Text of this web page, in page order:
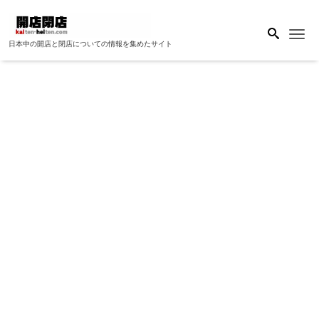
日本中の開店と閉店についての情報を集めたサイト